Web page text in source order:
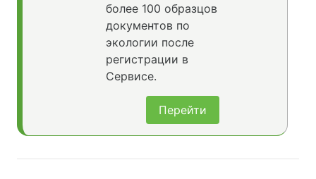
более 100 образцов
документов по
экологии после
регистрации в
Сервисе.
Перейти